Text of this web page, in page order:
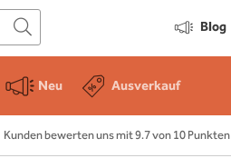
Blog
Neu Ausverkauf
Kunden bewerten uns mit 9.7 von 10 Punkten